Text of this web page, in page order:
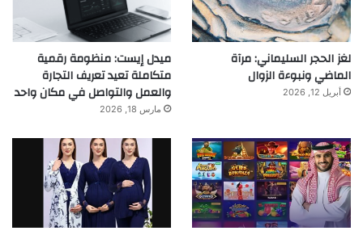
لغز الحجر السليماني: مرآة
الماضي ونبوءة الزوال
أبريل 12, 2026
ميدل إيست: منظومة رقمية
متكاملة تعيد تعريف التجارة
والعمل والتواصل في مكان واحد
مارس 18, 2026